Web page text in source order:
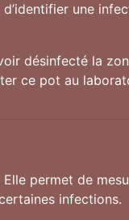
une
désinfecté la
ce pot au
permet de
infections.